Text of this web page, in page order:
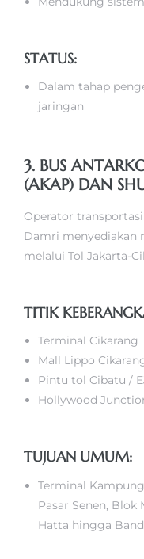
STATUS:
Dalam tahap
jaringan
3. BUS
(AKAP) DAN
Operator
Damri menyediakan
melalui Tol Jakarta-
TITIK
Terminal Cikarang
Mall Lippo
Pintu tol Cibatu /
Hollywood
TUJUAN UMUM:
Terminal
Pasar Senen, Blok
Hatta hingga